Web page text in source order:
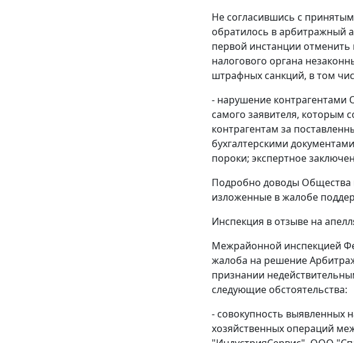
Не согласившись с
обратилось в арбитражный
первой инстанции
налогового органа
штрафных санкций, в том
- нарушение контрагентами
самого заявителя, которым
контрагентам за
бухгалтерскими
пороки; экспертное
Подробно доводы Общества
изложенные в жалобе
Инспекция в отзыве на
Межрайонной инспекцией
жалоба на решение
признании
следующие обстоятельства:
- совокупность выявленных
хозяйственных операций